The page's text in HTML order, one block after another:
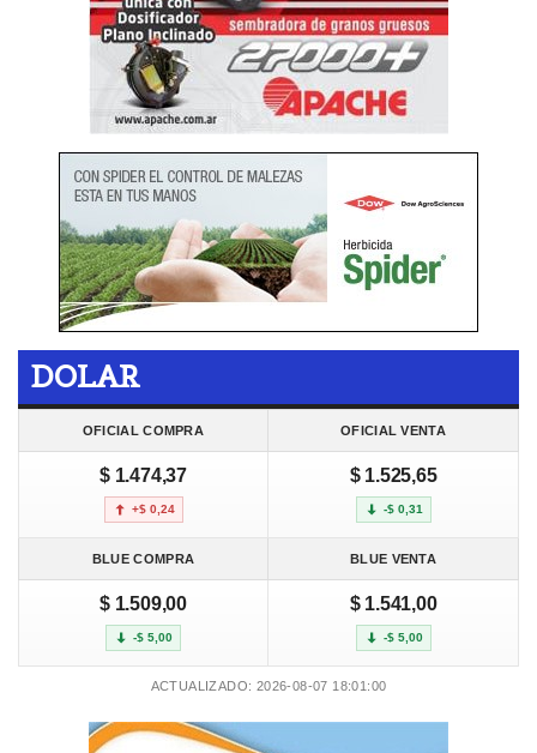
DOLAR
OFICIAL COMPRA OFICIAL VENTA
$ 1.474,37
+$ 0,24
$ 1.525,65
-$ 0,31
BLUE COMPRA BLUE VENTA
$ 1.509,00
-$ 5,00
$ 1.541,00
-$ 5,00
ACTUALIZADO: 2026-08-07 18:01:00